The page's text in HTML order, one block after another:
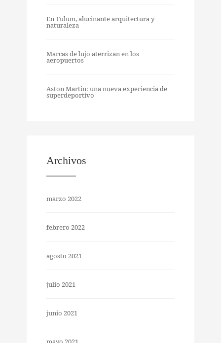
En Tulum, alucinante arquitectura y
naturaleza
Marcas de lujo aterrizan en los
aeropuertos
Aston Martin: una nueva experiencia de
superdeportivo
Archivos
marzo 2022
febrero 2022
agosto 2021
julio 2021
junio 2021